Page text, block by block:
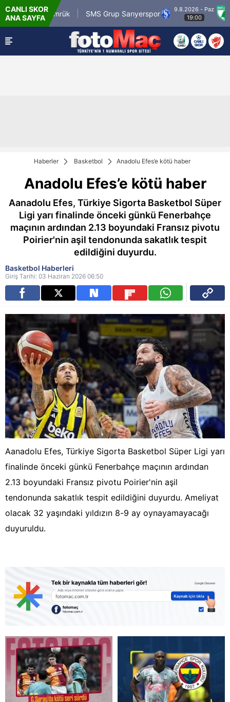
CANLI SKOR
ANA SAYFA
Karagümrük SMS Grup Sarıyerspor
9.8.2026 - Paz
19:00
Haberler Basketbol Anadolu Efes’e kötü haber
Anadolu Efes’e kötü haber
Aanadolu Efes, Türkiye Sigorta Basketbol Süper
Ligi yarı finalinde önceki günkü Fenerbahçe
maçının ardından 2.13 boyundaki Fransız pivotu
Poirier'nin aşil tendonunda sakatlık tespit
edildiğini duyurdu.
Basketbol Haberleri
Giriş Tarihi: 03 Haziran 2026 06:50
Aanadolu Efes, Türkiye Sigorta Basketbol Süper Ligi yarı
finalinde önceki günkü Fenerbahçe maçının ardından
2.13 boyundaki Fransız pivotu Poirier'nin aşil
tendonunda sakatlık tespit edildiğini duyurdu. Ameliyat
olacak 32 yaşındaki yıldızın 8-9 ay oynayamayacağı
duyuruldu.